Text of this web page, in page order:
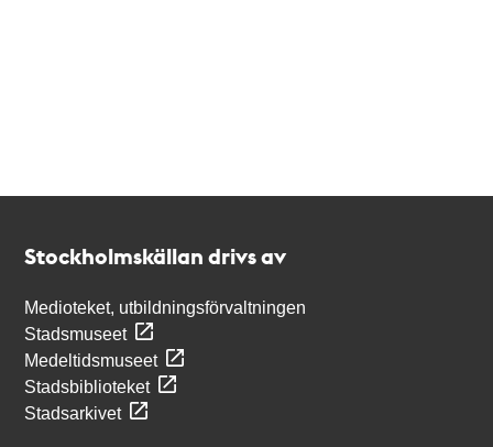
Stockholmskällan drivs av
Medioteket, utbildningsförvaltningen
Stadsmuseet
Medeltidsmuseet
Stadsbiblioteket
Stadsarkivet